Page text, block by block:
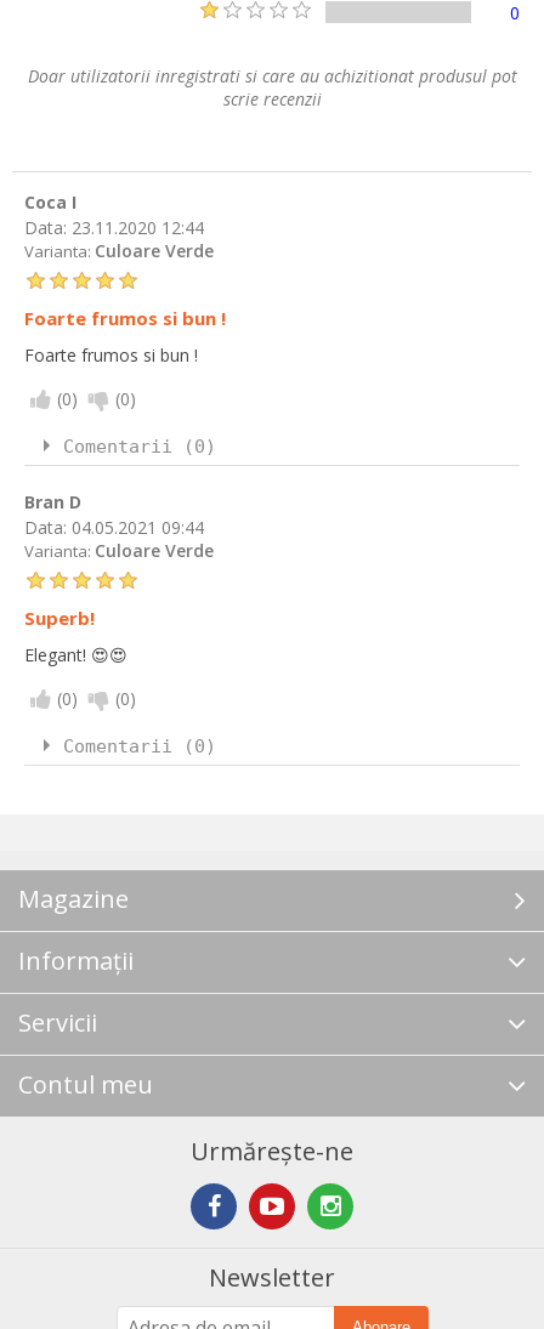
0
Doar utilizatorii inregistrati si care au achizitionat produsul pot
scrie recenzii
Coca I
Data: 23.11.2020 12:44
Varianta: Culoare Verde
Foarte frumos si bun !
Foarte frumos si bun !
(0) (0)
Comentarii (0)
Bran D
Data: 04.05.2021 09:44
Varianta: Culoare Verde
Superb!
Elegant! 😍😍
(0) (0)
Comentarii (0)
Magazine
Informații
Servicii
Contul meu
Urmărește-ne
Newsletter